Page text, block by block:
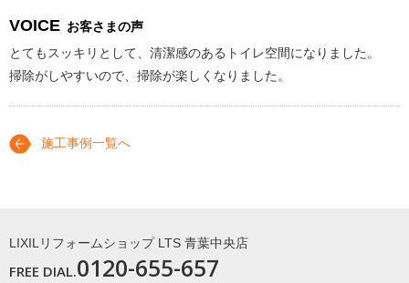
VOICE お客さまの声
とてもスッキリとして、清潔感のあるトイレ空間になりました。
掃除がしやすいので、掃除が楽しくなりました。
施工事例一覧へ
LIXILリフォームショップ LTS 青葉中央店
FREE DIAL.0120-655-657